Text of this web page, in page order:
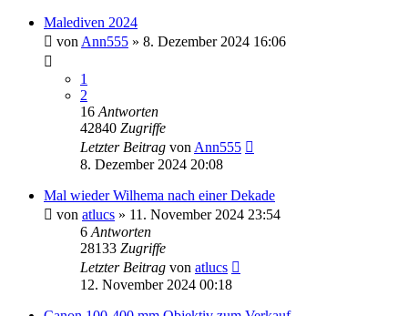
Malediven 2024
von Ann555 » 8. Dezember 2024 16:06
1
2
16 Antworten
42840 Zugriffe
Letzter Beitrag von Ann555
8. Dezember 2024 20:08
Mal wieder Wilhema nach einer Dekade
von atlucs » 11. November 2024 23:54
6 Antworten
28133 Zugriffe
Letzter Beitrag von atlucs
12. November 2024 00:18